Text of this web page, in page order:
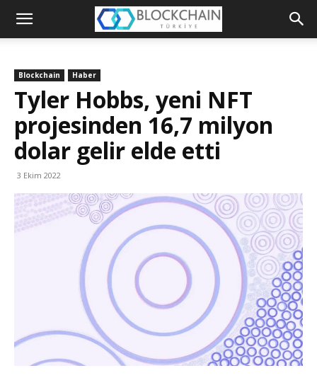
Blockchain
Platformu
Blockchain Haber
Tyler Hobbs, yeni NFT
projesinden 16,7 milyon
dolar gelir elde etti
3 Ekim 2022